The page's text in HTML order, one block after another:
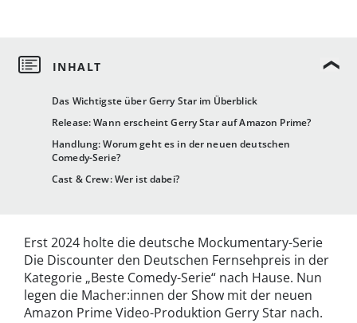
Das Wichtigste über Gerry Star im Überblick
Release: Wann erscheint Gerry Star auf Amazon Prime?
Handlung: Worum geht es in der neuen deutschen
Comedy-Serie?
Cast & Crew: Wer ist dabei?
Erst 2024 holte die deutsche Mockumentary-Serie
Die Discounter den Deutschen Fernsehpreis in der
Kategorie „Beste Comedy-Serie“ nach Hause. Nun
legen die Macher:innen der Show mit der neuen
Amazon Prime Video-Produktion Gerry Star nach.